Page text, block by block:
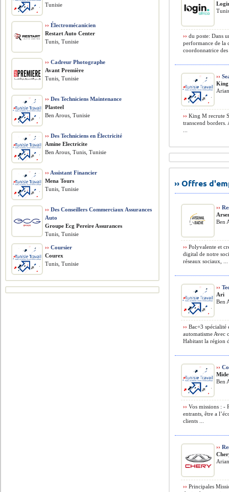
›› du poste: Dans
performance de la
coordonnatrice
››
›› King M recrute
transcend
›› Offres
››
Ben
›› Polyvalente et
digital de notre
réseaux sociaux, ...
››
Ari
Ben
›› Bac+3 spécialité
automatisme Avec
Habitant la région
››
Ben
›› Vos missions : -
entrants, être a
clients ...
››
›› Principales
Tunisie
›› Électromécanicien
Restart Auto Center
Tunis, Tunisie
›› Cadreur Photographe
Avant Première
Tunis, Tunisie
›› Des Techniciens Maintenance
Plasteel
Ben Arous, Tunisie
›› Des Techniciens en Électricité
Amine Electricite
Ben Arous, Tunis, Tunisie
›› Assistant Financier
Mena Tours
Tunis, Tunisie
›› Des Conseillers Commerciaux Assurances
Auto
Groupe Ecg Pereire Assurances
Tunis, Tunisie
›› Coursier
Courex
Tunis, Tunisie